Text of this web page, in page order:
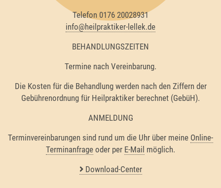
Telefon 0176 20028931
info@heilpraktiker-lellek.de
BEHANDLUNGSZEITEN
Termine nach Vereinbarung.
Die Kosten für die Behandlung werden nach den Ziffern der
Gebührenordnung für Heilpraktiker berechnet (GebüH).
ANMELDUNG
Terminvereinbarungen sind rund um die Uhr über meine Online-
Terminanfrage oder per E-Mail möglich.
Download-Center